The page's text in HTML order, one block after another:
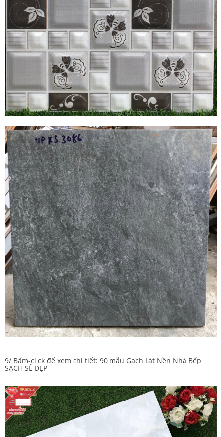
9/ Bấm-click để xem chi tiết: 90 mẫu Gạch Lát Nền Nhà Bếp
SẠCH SẼ ĐẸP